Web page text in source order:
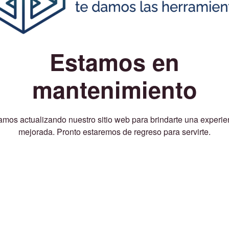
Estamos en
mantenimiento
actualizando nuestro sitio web para brindarte una
mejorada. Pronto estaremos de regreso para servirte.